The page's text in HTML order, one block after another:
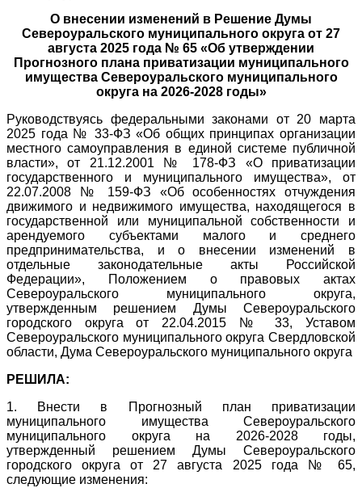
О внесении изменений в Решение Думы
Североуральского муниципального округа от 27
августа 2025 года № 65 «Об утверждении
Прогнозного плана приватизации муниципального
имущества Североуральского муниципального
округа на 2026-2028 годы»
Руководствуясь федеральными законами от 20 марта
2025 года № 33-ФЗ «Об общих принципах организации
местного самоуправления в единой системе публичной
власти», от 21.12.2001 № 178-ФЗ «О приватизации
государственного и муниципального имущества», от
22.07.2008 № 159-ФЗ «Об особенностях отчуждения
движимого и недвижимого имущества, находящегося в
государственной или муниципальной собственности и
арендуемого субъектами малого и среднего
предпринимательства, и о внесении изменений в
отдельные законодательные акты Российской
Федерации», Положением о правовых актах
Североуральского муниципального округа,
утвержденным решением Думы Североуральского
городского округа от 22.04.2015 № 33, Уставом
Североуральского муниципального округа Свердловской
области, Дума Североуральского муниципального округа
РЕШИЛА:
1. Внести в Прогнозный план приватизации
муниципального имущества Североуральского
муниципального округа на 2026-2028 годы,
утвержденный решением Думы Североуральского
городского округа от 27 августа 2025 года № 65,
следующие изменения: